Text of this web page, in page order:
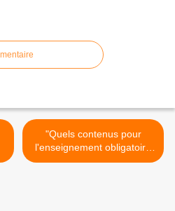
"Quels contenus pour
l'enseignement obligatoire
?" (Dossier d'actualité Veille